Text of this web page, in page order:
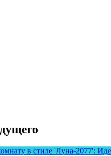
в стиле 'Луна-2077':